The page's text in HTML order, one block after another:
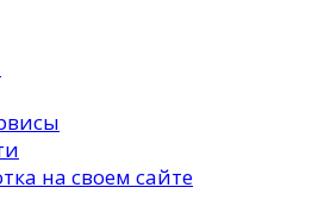
на своем сайте